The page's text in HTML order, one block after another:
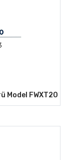
Model FWXT20